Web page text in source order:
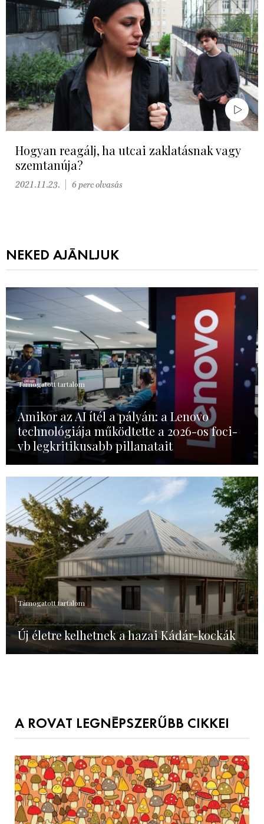
Hogyan reagálj, ha utcai zaklatásnak vagy
szemtanúja?
2021.11.23. 6 perc olvasás
NEKED AJÁNLJUK
Támogatott tartalom
Amikor az AI ítél a pályán: a Lenovo
technológiája működtette a 2026-os foci-
vb legkritikusabb pillanatait
Támogatott tartalom
Új életre kelhetnek a hazai Kádár-kockák
A ROVAT LEGNÉPSZERŰBB CIKKEI